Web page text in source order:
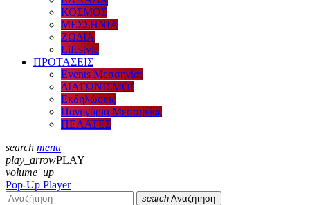
ΚΟΣΜΟΣ
ΜΕΣΣΗΝΙΑ
ΖΩΔΙΑ
Lifestyle
ΠΡΟΤΑΣΕΙΣ
Events Μεσσηνίας
ΔΙΑΓΩΝΙΣΜΟΙ
Εκδηλώσεις
Πανηγύρια Μεσσηνίας
ΠΕΛΑΤΕΣ
search menu
play_arrowPLAY
volume_up
Pop-Up Player
search Αναζήτηση